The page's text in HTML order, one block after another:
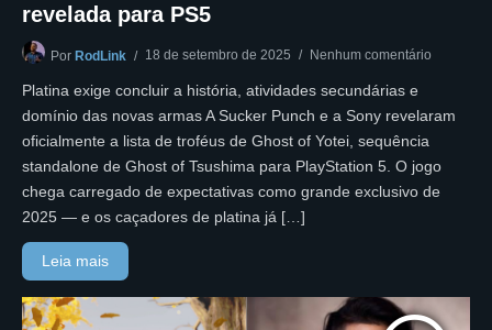
revelada para PS5
Por RodLink 18 de setembro de 2025 Nenhum comentário
Platina exige concluir a história, atividades secundárias e
domínio das novas armas A Sucker Punch e a Sony revelaram
oficialmente a lista de troféus de Ghost of Yotei, sequência
standalone de Ghost of Tsushima para PlayStation 5. O jogo
chega carregado de expectativas como grande exclusivo de
2025 — e os caçadores de platina já […]
Leia mais